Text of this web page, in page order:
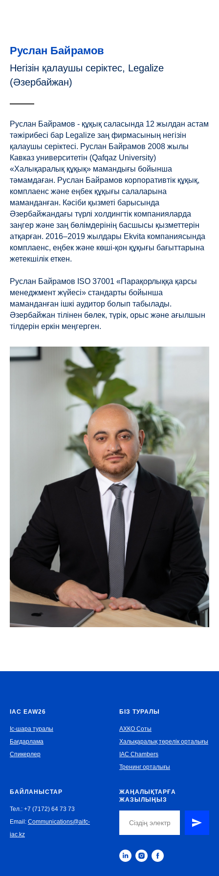
Руслан Байрамов
Негізін қалаушы серіктес, Legalize
(Әзербайжан)
Руслан Байрамов - құқық саласында 12 жылдан астам
тәжірибесі бар Legalize заң фирмасының негізін
қалаушы серіктесі. Руслан Байрамов 2008 жылы
Кавказ университетін (Qafqaz University)
«Халықаралық құқық» мамандығы бойынша
тәмамдаған. Руслан Байрамов корпоративтік құқық,
комплаенс және еңбек құқығы салаларына
маманданған. Кәсіби қызметі барысында
Әзербайжандағы түрлі холдингтік компанияларда
заңгер және заң бөлімдерінің басшысы қызметтерін
атқарған. 2016–2019 жылдары Ekvita компаниясында
комплаенс, еңбек және көші-қон құқығы бағыттарына
жетекшілік еткен.
Руслан Байрамов ISO 37001 «Парақорлыққа қарсы
менеджмент жүйесі» стандарты бойынша
маманданған ішкі аудитор болып табылады.
Әзербайжан тілінен бөлек, түрік, орыс және ағылшын
тілдерін еркін меңгерген.
IAC EAW26
Іс-шара туралы
Бағдарлама
Спикерлер
БІЗ ТУРАЛЫ
АХҚО Соты
Халықаралық төрелік орталығы
IAC Chambers
Тренинг орталығы
БАЙЛАНЫСТАР
Тел.: +7 (7172) 64 73 73
Email: Communications@aifc-
iac.kz
ЖАҢАЛЫҚТАРҒА
ЖАЗЫЛЫҢЫЗ